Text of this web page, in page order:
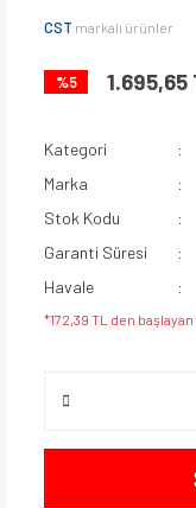
CST markalı ürünler
%5 1.695,65
Kategori
Marka
Stok Kodu
Garanti Süresi
Havale
*172,39 TL den